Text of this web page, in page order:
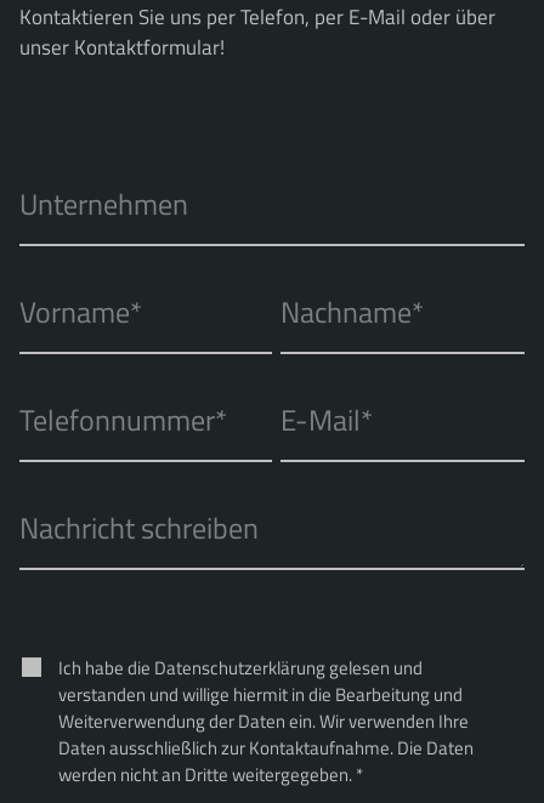
Kontaktieren Sie uns per Telefon, per E-Mail oder über
unser Kontaktformular!
Ich habe die Datenschutzerklärunggelesen und
verstanden und willige hiermit in die Bearbeitung und
Weiterverwendung der Daten ein. Wir verwenden Ihre
Daten ausschließlich zur Kontaktaufnahme. Die Daten
werden nicht an Dritte weitergegeben. *